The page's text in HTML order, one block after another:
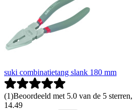
suki combinatietang slank 180 mm
(1)Beoordeeld met 5.0 van de 5
14.49